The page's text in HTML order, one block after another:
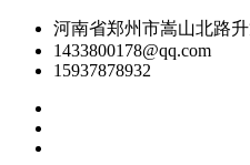
河南省郑州市嵩山北路
1433800178@qq.com
15937878932